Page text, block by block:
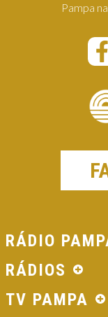
Pampa
RÁDIO
RÁDIOS
TV PAMPA